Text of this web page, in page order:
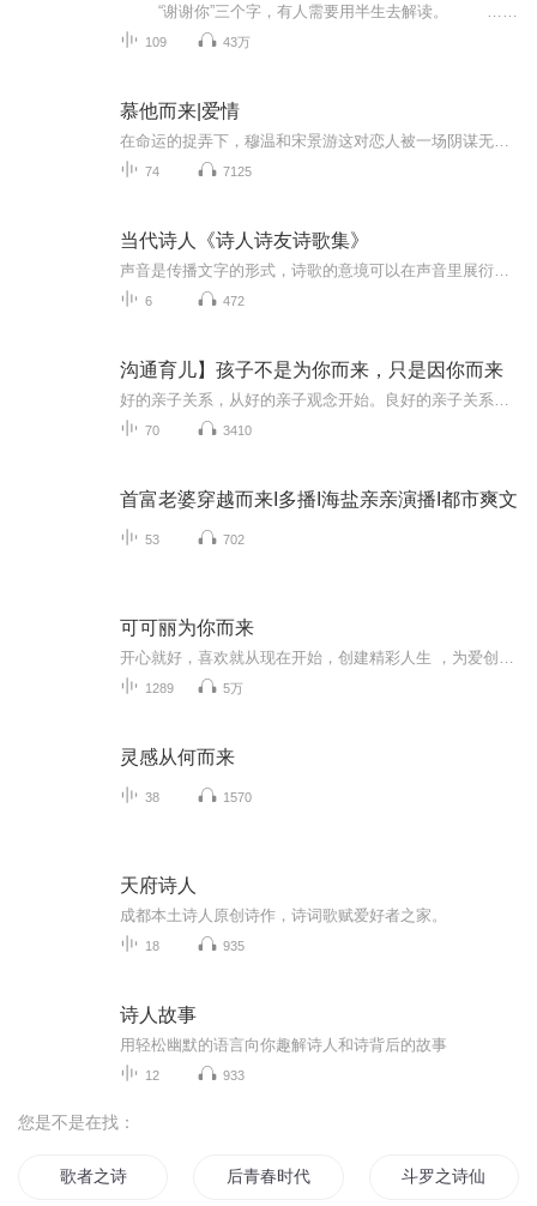
109 43万
慕他而来|爱情
74 7125
当代诗人《诗人诗友诗歌集》
6 472
沟通育儿】孩子不是为你而来，只是因你而来
70 3410
首富老婆穿越而来I多播I海盐亲亲演播I都市爽文
53 702
可可丽为你而来
1289 5万
灵感从何而来
38 1570
天府诗人
成都本土诗人原创诗作，诗词歌赋爱好者之家。
18 935
诗人故事
用轻松幽默的语言向你趣解诗人和诗背后的故事
12 933
您是不是在找：
歌者之诗 后青春时代的诗 斗罗之诗仙斗罗